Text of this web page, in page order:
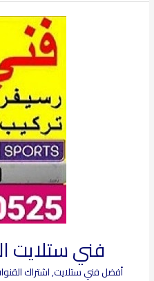
فني ستلايت
أفضل فني ستلايت,اشتراك